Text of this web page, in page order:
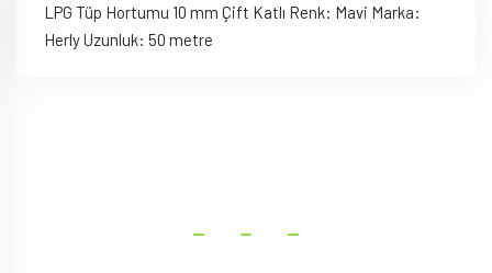
LPG Tüp Hortumu 10 mm Çift Katlı Renk: Mavi Marka:
Herly Uzunluk: 50 metre